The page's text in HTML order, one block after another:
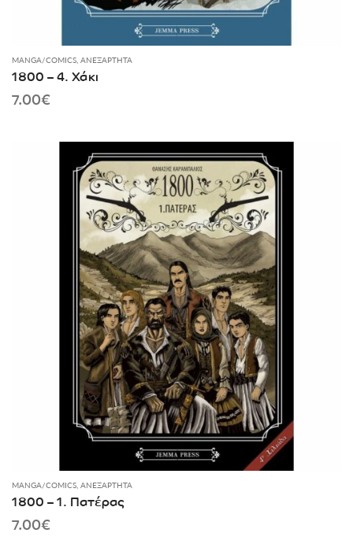
MANGA/COMICS, ΑΝΕΞΆΡΤΗΤΑ
1800 – 4. Χάκι
7.00€
MANGA/COMICS, ΑΝΕΞΆΡΤΗΤΑ
1800 – 1. Πατέρας
7.00€